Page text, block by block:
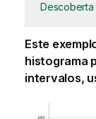
Descoberta
Este
histograma
intervalos,